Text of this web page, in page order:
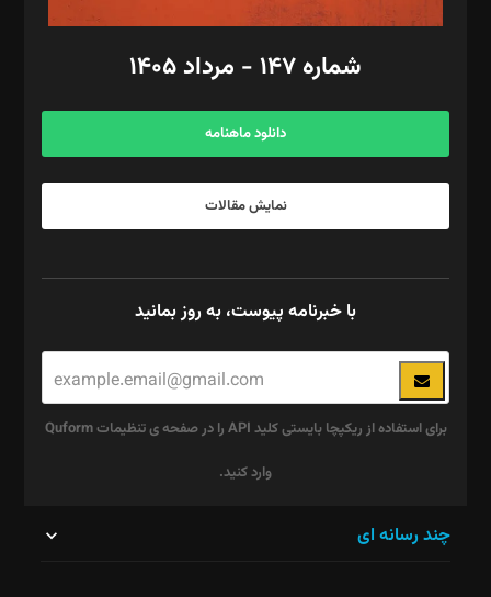
امور مالی: شاپور رهبری، محمد‌ کاظمی‌نیا
آگهی و مشترکین: ۰۹۱۹۹۹۹۰۴۵۴
شماره ۱۴۷ - مرداد ۱۴۰۵
دانلود ماهنامه
نمایش مقالات
با خبرنامه پیوست، به روز بمانید
برای استفاده از ریکپچا بایستی کلید API را در صفحه ی تنظیمات Quform
وارد کنید.
چند رسانه ای